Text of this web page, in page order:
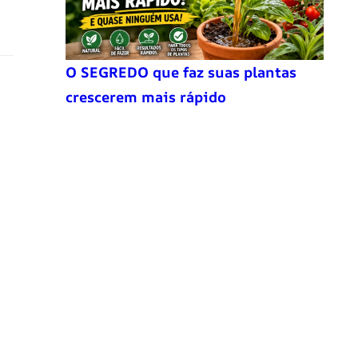
O SEGREDO que faz suas plantas
crescerem mais rápido